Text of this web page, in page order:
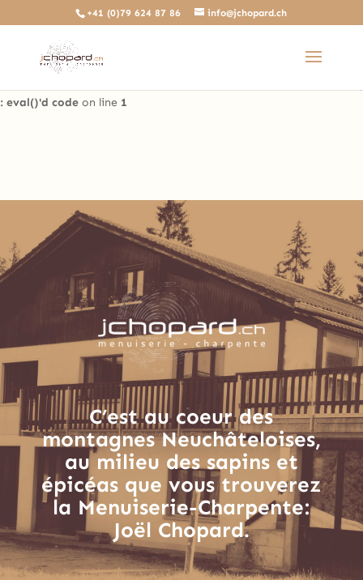
Deprecated: The predefined locally scoped $http_response_header
variable is deprecated, call http_get_last_response_headers()
instead in
: eval()'d code on line 1
+41 (0)79 624 87 86 info@jchopard.ch
C’est au coeur des
montagnes Neuchâteloises,
au milieu des sapins et
épicéas que vous trouverez
la Menuiserie-Charpente:
Joël Chopard.